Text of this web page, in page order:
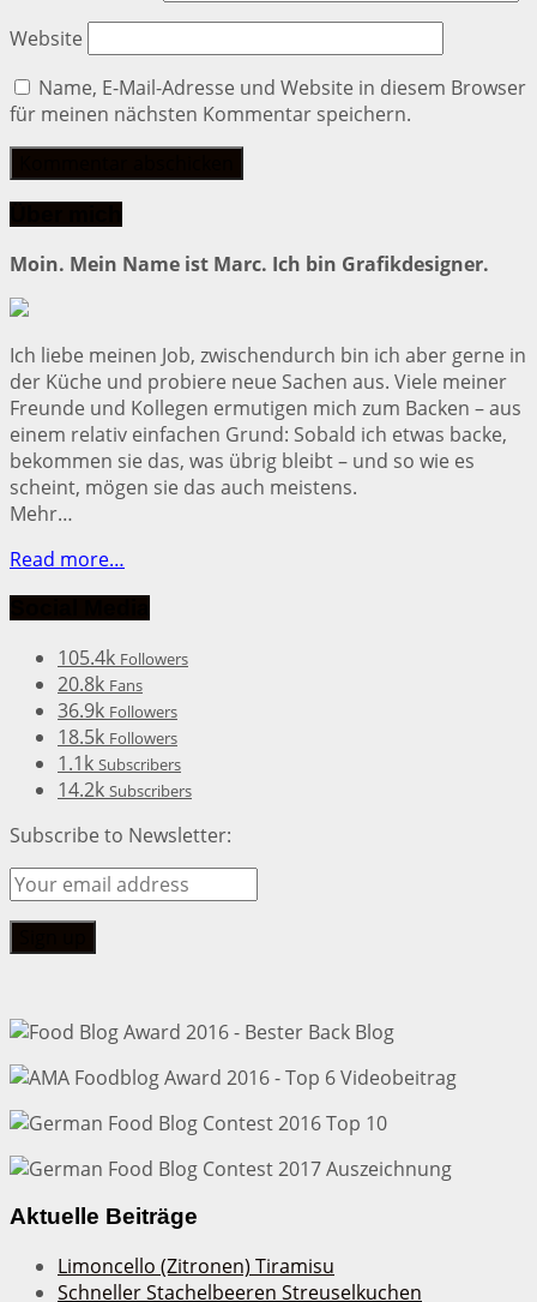
Website
Name, E-Mail-Adresse und Website in diesem Browser
für meinen nächsten Kommentar speichern.
Moin. Mein Name ist Marc. Ich bin Grafikdesigner.
Ich liebe meinen Job, zwischendurch bin ich aber gerne in
der Küche und probiere neue Sachen aus. Viele meiner
Freunde und Kollegen ermutigen mich zum Backen – aus
einem relativ einfachen Grund: Sobald ich etwas backe,
bekommen sie das, was übrig bleibt – und so wie es
scheint, mögen sie das auch meistens.
Mehr…
Read more…
105.4k Followers
20.8k Fans
36.9k Followers
18.5k Followers
1.1k Subscribers
14.2k Subscribers
Subscribe to Newsletter:
Aktuelle Beiträge
Limoncello (Zitronen) Tiramisu
Schneller Stachelbeeren Streuselkuchen